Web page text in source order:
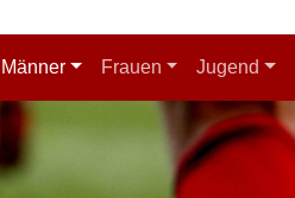
Männer Frauen Jugend